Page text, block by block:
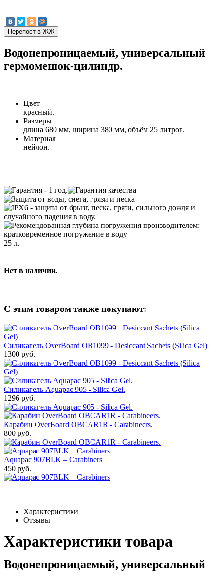
Водонепроницаемый, универсальный
гермомешок-цилиндр.
Цвет
красный.
Размеры
длина 680 мм, ширина 380 мм, объём 25 литров.
Материал
нейлон.
25 л.
Нет в наличии.
С этим товаром также покупают:
Силикагель OverBoard OB1099 - Desiccant Sachets (Silica Gel)
1300 руб.
Силикагель Aquapac 905 - Silica Gel.
1296 руб.
Карабин OverBoard OBCAR1R - Carabineers.
800 руб.
Aquapac 907BLK – Carabiners
450 руб.
Характеристики
Отзывы
Характеристики товара
Водонепроницаемый, универсальный